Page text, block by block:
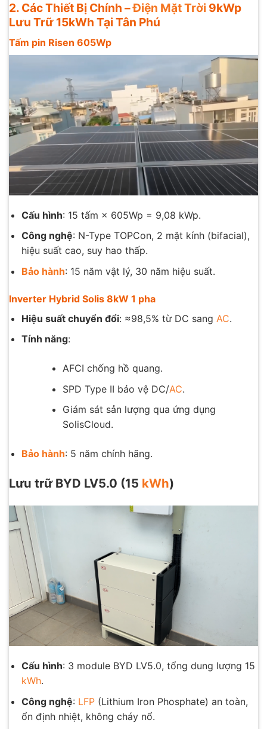
2. Các Thiết Bị Chính –Điện Mặt Trời 9kWp
Lưu Trữ 15kWh Tại Tân Phú
Tấm pin Risen 605Wp
Cấu hình: 15 tấm × 605Wp = 9,08 kWp.
Công nghệ: N-Type TOPCon, 2 mặt kính (bifacial),
hiệu suất cao, suy hao thấp.
Bảo hành: 15 năm vật lý, 30 năm hiệu suất.
Inverter Hybrid Solis 8kW 1 pha
Hiệu suất chuyển đổi: ≈98,5% từ DC sang AC.
Tính năng:
AFCI chống hồ quang.
SPD Type II bảo vệ DC/AC.
Giám sát sản lượng qua ứng dụng
SolisCloud.
Bảo hành: 5 năm chính hãng.
Lưu trữ BYD LV5.0 (15 kWh)
Cấu hình: 3 module BYD LV5.0, tổng dung lượng 15
kWh.
Công nghệ: LFP(Lithium Iron Phosphate) an toàn,
ổn định nhiệt, không cháy nổ.